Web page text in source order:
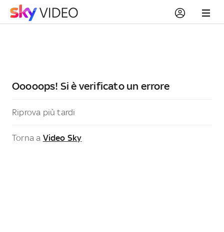
Ooooops! Si è verificato un errore
Riprova più tardi
Torna a Video Sky